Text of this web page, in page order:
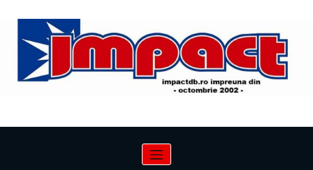
conținut